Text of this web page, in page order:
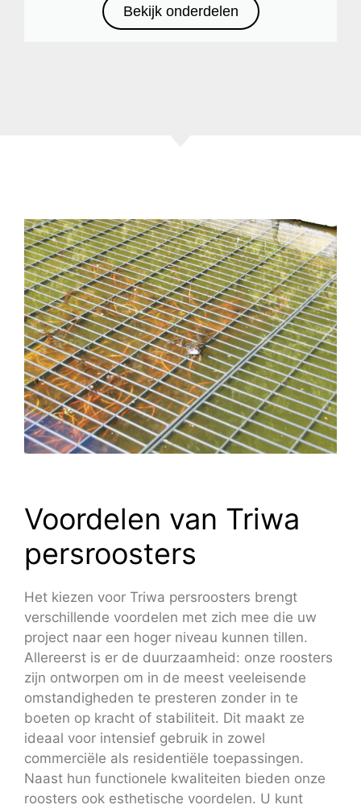
Bekijk onderdelen
Voordelen van Triwa
persroosters
Het kiezen voor Triwa persroosters brengt
verschillende voordelen met zich mee die uw
project naar een hoger niveau kunnen tillen.
Allereerst is er de duurzaamheid: onze roosters
zijn ontworpen om in de meest veeleisende
omstandigheden te presteren zonder in te
boeten op kracht of stabiliteit. Dit maakt ze
ideaal voor intensief gebruik in zowel
commerciële als residentiële toepassingen.
Naast hun functionele kwaliteiten bieden onze
roosters ook esthetische voordelen. U kunt